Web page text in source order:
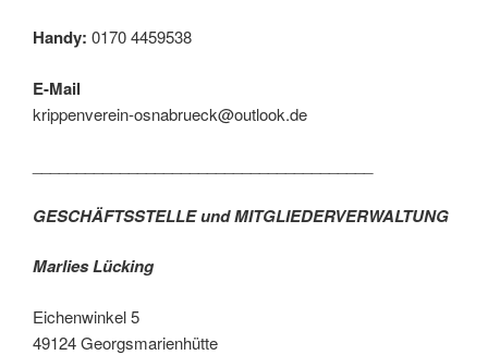
Handy: 0170 4459538
E-Mail
krippenverein-osnabrueck@outlook.de
GESCHÄFTSSTELLE und MITGLIEDERVERWALTUNG
Marlies Lücking
Eichenwinkel 5
49124 Georgsmarienhütte